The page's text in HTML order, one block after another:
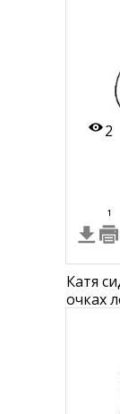
2
1
Катя
очках